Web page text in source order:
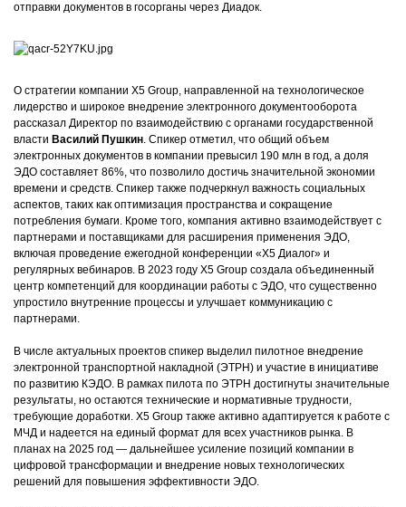
отправки документов в госорганы через Диадок.
О стратегии компании X5 Group, направленной на технологическое
лидерство и широкое внедрение электронного документооборота
рассказал Директор по взаимодействию с органами государственной
власти Василий Пушкин. Спикер отметил, что общий объем
электронных документов в компании превысил 190 млн в год, а доля
ЭДО составляет 86%, что позволило достичь значительной экономии
времени и средств. Спикер также подчеркнул важность социальных
аспектов, таких как оптимизация пространства и сокращение
потребления бумаги. Кроме того, компания активно взаимодействует с
партнерами и поставщиками для расширения применения ЭДО,
включая проведение ежегодной конференции «Х5 Диалог» и
регулярных вебинаров. В 2023 году Х5 Group создала объединенный
центр компетенций для координации работы с ЭДО, что существенно
упростило внутренние процессы и улучшает коммуникацию с
партнерами.
В числе актуальных проектов спикер выделил пилотное внедрение
электронной транспортной накладной (ЭТРН) и участие в инициативе
по развитию КЭДО. В рамках пилота по ЭТРН достигнуты значительные
результаты, но остаются технические и нормативные трудности,
требующие доработки. Х5 Group также активно адаптируется к работе с
МЧД и надеется на единый формат для всех участников рынка. В
планах на 2025 год — дальнейшее усиление позиций компании в
цифровой трансформации и внедрение новых технологических
решений для повышения эффективности ЭДО.